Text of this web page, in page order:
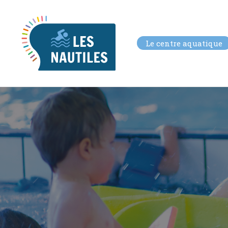
Le centre aquatique